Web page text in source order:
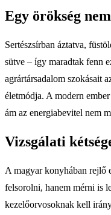
Egy örökség
Sertészsírban áztatva,
sütve – így maradtak fenn
agrártársadalom szokásait
életmódja. A modern
ám az energiabevitel nem
Vizsgálati
A magyar konyhában rejlő
felsorolni, hanem mérni is
kezelőorvosoknak kell